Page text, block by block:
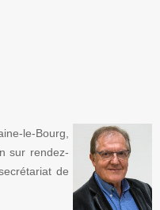
le-Bourg,
sur rendez-
de